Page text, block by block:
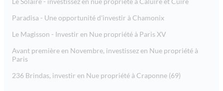
Paradisa - Une opportunité d'investir à Chamonix
Le Magisson - Investir en Nue propriété à Paris XV
Avant première en Novembre, investissez en Nue propriété à
Paris
236 Brindas, investir en Nue propriété à Craponne (69)